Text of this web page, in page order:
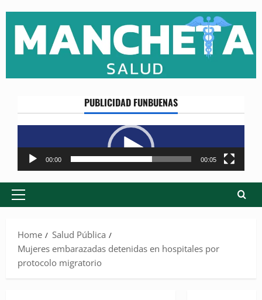
content
PUBLICIDAD FUNBUENAS
Reproductor
de
vídeo
00:00 00:05
Primary
Home
Salud Pública
Mujeres embarazadas detenidas en hospitales por
protocolo migratorio